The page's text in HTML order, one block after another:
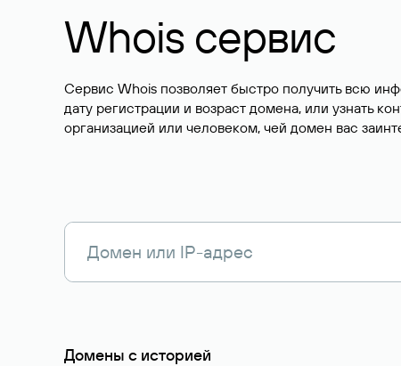
Whois сервис
Сервис Whois позволяет быстро получить всю
дату регистрации и возраст домена, или узнать
организацией или человеком, чей домен вас
Домены с историей